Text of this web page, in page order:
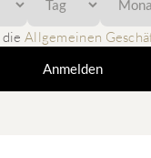
Allgemeinen
Anmelden